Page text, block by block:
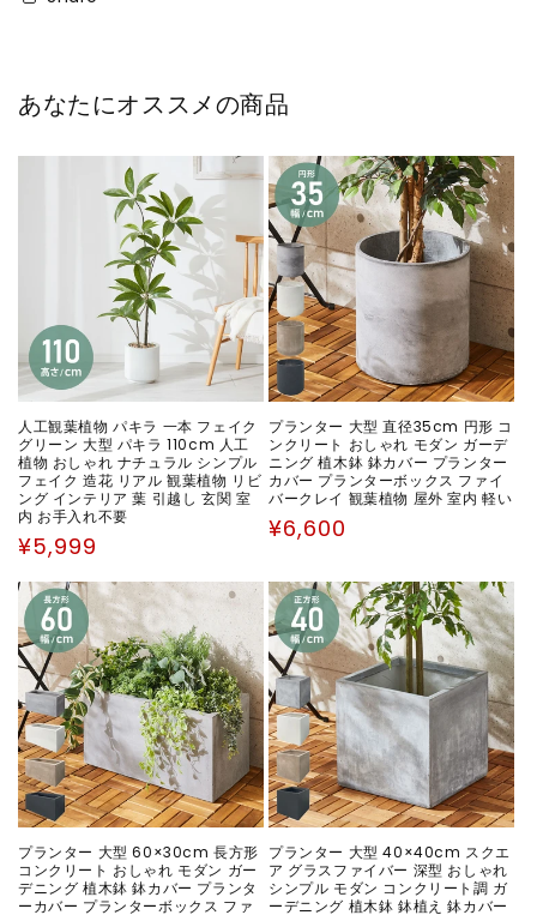
あなたにオススメの商品
人工観葉植物 パキラ 一本 フェイク
グリーン 大型 パキラ 110cm 人工
植物 おしゃれ ナチュラル シンプル
フェイク 造花 リアル 観葉植物 リビ
ング インテリア 葉 引越し 玄関 室
内 お手入れ不要
通
価
格
¥5,999
プランター 大型 直径35cm 円形 コ
ンクリート おしゃれ モダン ガーデ
ニング 植木鉢 鉢カバー プランター
カバー プランターボックス ファイ
バークレイ 観葉植物 屋外 室内 軽い
通
価
格
¥6,600
プランター 大型 60×30cm 長方形
コンクリート おしゃれ モダン ガー
デニング 植木鉢 鉢カバー プランタ
ーカバー プランターボックス ファ
プランター 大型 40×40cm スクエ
ア グラスファイバー 深型 おしゃれ
シンプル モダン コンクリート調 ガ
ーデニング 植木鉢 鉢植え 鉢カバー